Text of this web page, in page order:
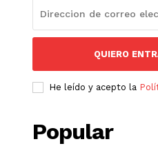
QUIERO
He leído y acepto la
Popular